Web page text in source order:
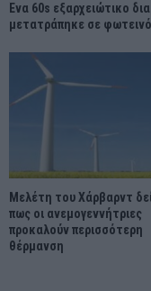
Ένα 60s εξαρχειώτικο
μετατράπηκε σε
Μελέτη του Χάρβαρντ
πως οι ανεμογεννήτριες
προκαλούν περισσότερη
θέρμανση